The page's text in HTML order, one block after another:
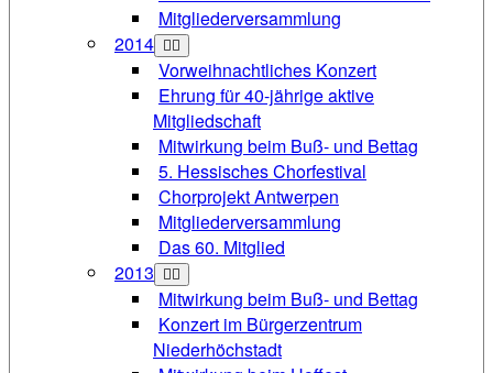
Mitgliederversammlung
2014
Vorweihnachtliches Konzert
Ehrung für 40-jährige aktive
Mitgliedschaft
Mitwirkung beim Buß- und Bettag
5. Hessisches Chorfestival
Chorprojekt Antwerpen
Mitgliederversammlung
Das 60. Mitglied
2013
Mitwirkung beim Buß- und Bettag
Konzert im Bürgerzentrum
Niederhöchstadt